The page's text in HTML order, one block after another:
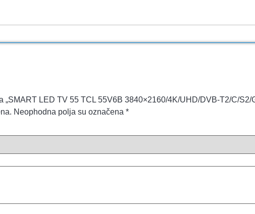
„SMART LED TV 55 TCL 55V6B 3840×2160/4K/UHD/DVB-T2/C/S2/
Neophodna polja su označena *